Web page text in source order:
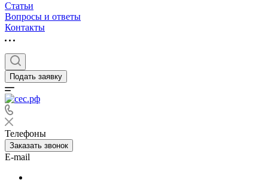
Статьи
Вопросы и ответы
Контакты
Подать заявку
Телефоны
Заказать звонок
E-mail